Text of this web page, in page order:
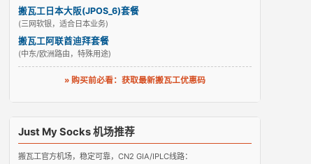
搬瓦工日本大阪(JPOS_6)套餐
(三网软银，适合日本业务)
搬瓦工阿联酋迪拜套餐
(中东/欧洲路由，特殊用途)
» 购买前必看：获取最新搬瓦工优惠码
Just My Socks 机场推荐
搬瓦工官方机场，稳定可靠，CN2 GIA/IPLC线路：